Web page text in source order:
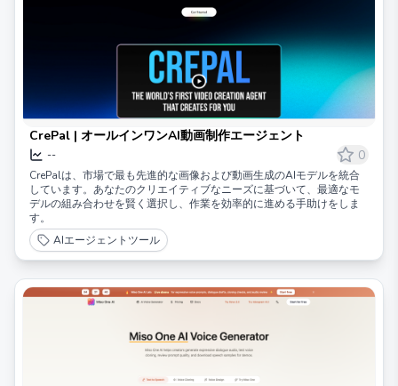
CrePal | オールインワンAI動画制作エージェント
-- 0
CrePalは、市場で最も先進的な画像および動画生成のAIモデルを統合
しています。あなたのクリエイティブなニーズに基づいて、最適なモ
デルの組み合わせを賢く選択し、作業を効率的に進める手助けをしま
す。
AIエージェントツール